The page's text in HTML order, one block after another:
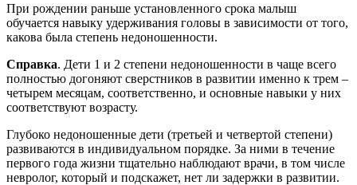
При рождении раньше установленного срока малыш
обучается навыку удерживания головы в зависимости от того,
какова была степень недоношенности.
Справка. Дети 1 и 2 степени недоношенности в чаще всего
полностью догоняют сверстников в развитии именно к трем –
четырем месяцам, соответственно, и основные навыки у них
соответствуют возрасту.
Глубоко недоношенные дети (третьей и четвертой степени)
развиваются в индивидуальном порядке. За ними в течение
первого года жизни тщательно наблюдают врачи, в том числе
невролог, который и подскажет, нет ли задержки в развитии.